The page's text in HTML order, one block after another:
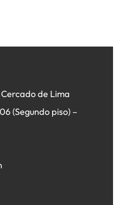
Cercado de Lima
(Segundo piso) –